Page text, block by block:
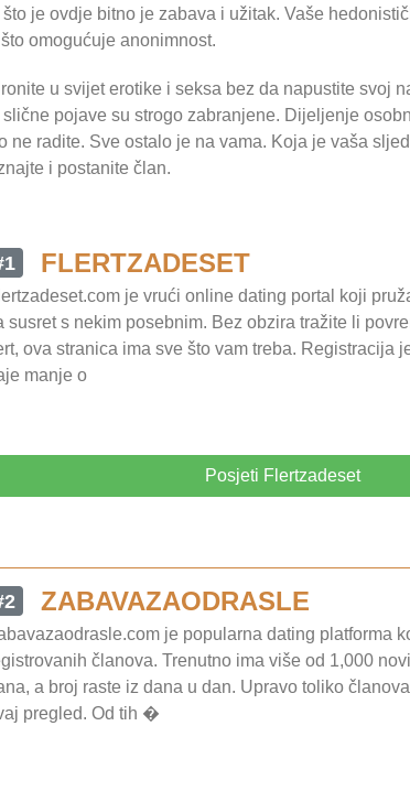
je ovdje bitno je zabava i užitak. Vaše
omogućuje anonimnost.
u svijet erotike i seksa bez da napustite svoj
pojave su strogo zabranjene. Dijeljenje
ne radite. Sve ostalo je na vama. Koja je vaša
i postanite član.
FLERTZADESET
je vrući online dating portal koji
susret s nekim posebnim. Bez obzira tražite li
ova stranica ima sve što vam treba. Registracija
manje o
Posjeti Flertzadeset
ZABAVAZAODRASLE
je popularna dating platforma
članova. Trenutno ima više od 1,000
a broj raste iz dana u dan. Upravo toliko
pregled. Od tih �